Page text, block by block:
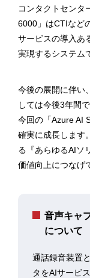
コンタクトセンタ
6000」はCTIなど
サービスの導入あ
実現するシステム
今後の展開に伴い
しては今後3年間
今回の「Azure AI
確実に成長します
る『あらゆるAIソ
価値向上につなげ
音声キャ
について
通話録音装置
タをAIサービ